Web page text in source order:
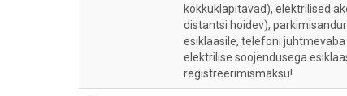
kokkuklapitavad), elektrilised
distantsi hoidev),
esiklaasile, telefoni
elektrilise soojendusega
registreerimismaksu!